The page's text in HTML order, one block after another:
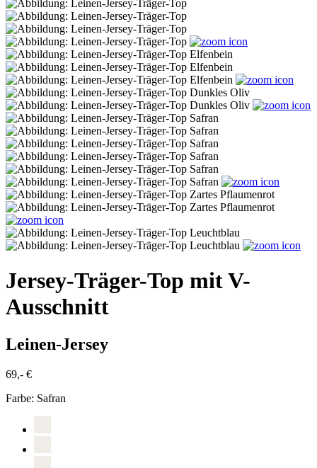
Jersey-Träger-Top mit V-
Ausschnitt
Leinen-Jersey
69,- €
Farbe: Safran